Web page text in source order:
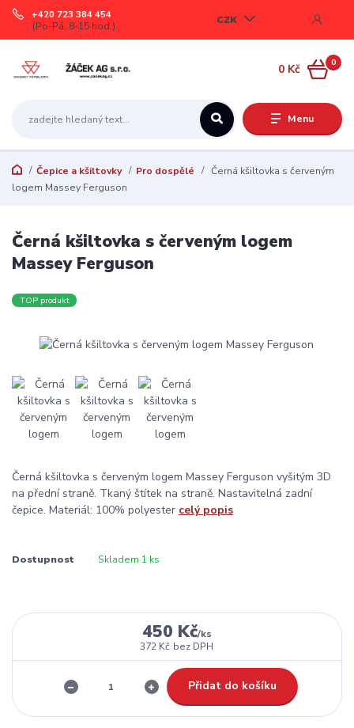
Menu
CZK
+420 723 384 454
(Po-Pá, 8-15 hod.)
0
0 Kč
Čepice a kšiltovky Pro dospělé
Černá kšiltovka s červeným
logem Massey Ferguson
Černá kšiltovka s červeným logem
Massey Ferguson
TOP produkt
Černá kšiltovka s červeným logem Massey Ferguson vyšitým 3D
na přední straně. Tkaný štítek na straně. Nastavitelná zadní
čepice. Materiál: 100% polyester celý popis
Dostupnost Skladem 1 ks
450 Kč/ks
372 Kč bez DPH
Přidat do košíku